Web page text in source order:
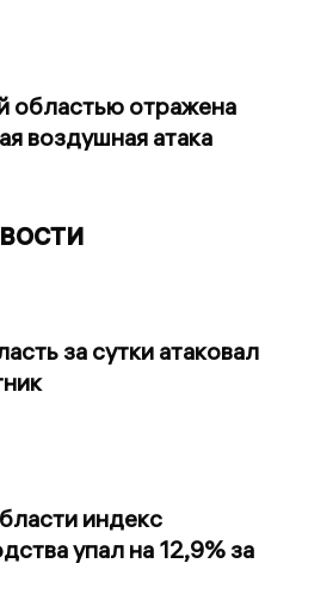
областью отражена
воздушная атака
за сутки атаковал
индекс
упал на 12,9% за